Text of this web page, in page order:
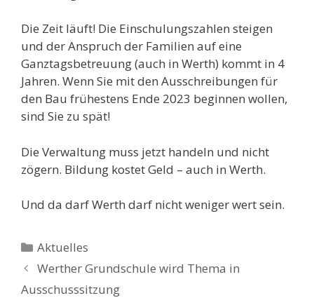
Die Zeit läuft! Die Einschulungszahlen steigen
und der Anspruch der Familien auf eine
Ganztagsbetreuung (auch in Werth) kommt in 4
Jahren. Wenn Sie mit den Ausschreibungen für
den Bau frühestens Ende 2023 beginnen wollen,
sind Sie zu spät!
Die Verwaltung muss jetzt handeln und nicht
zögern. Bildung kostet Geld – auch in Werth.
Und da darf Werth darf nicht weniger wert sein.
Kategorien
Aktuelles
Werther Grundschule wird Thema in
Ausschusssitzung